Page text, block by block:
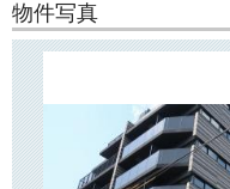
敷地内ごみ置き場や駐輪場、
ペット飼育・楽器相談可！
お部屋はワンルーム～2LDK
近隣にはスーパー「まいばす
「江戸川橋地蔵通り商店街」
な立地です！
物件写真